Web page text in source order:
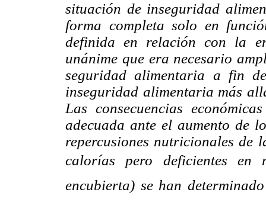
situación de inseguridad
forma completa solo en
definida en relación con la
unánime que era necesario
seguridad alimentaria a fin
inseguridad alimentaria más
Las consecuencias
adecuada ante el aumento de
repercusiones nutricionales de
calorías pero deficientes en
encubierta) se han